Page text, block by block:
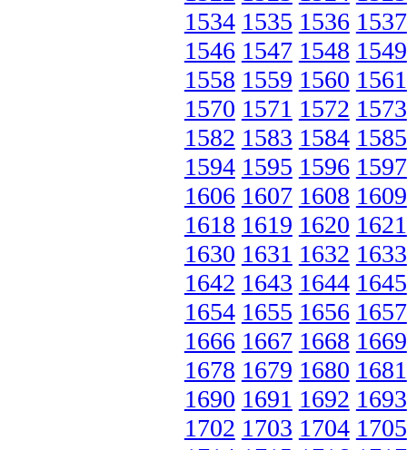
1534 1535 1536 1537
1546 1547 1548 1549
1558 1559 1560 1561
1570 1571 1572 1573
1582 1583 1584 1585
1594 1595 1596 1597
1606 1607 1608 1609
1618 1619 1620 1621
1630 1631 1632 1633
1642 1643 1644 1645
1654 1655 1656 1657
1666 1667 1668 1669
1678 1679 1680 1681
1690 1691 1692 1693
1702 1703 1704 1705